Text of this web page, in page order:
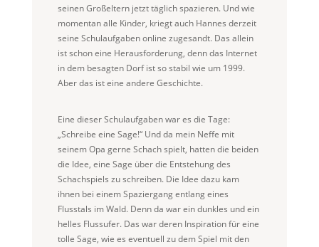
seinen Großeltern jetzt täglich spazieren. Und wie
momentan alle Kinder, kriegt auch Hannes derzeit
seine Schulaufgaben online zugesandt. Das allein
ist schon eine Herausforderung, denn das Internet
in dem besagten Dorf ist so stabil wie um 1999.
Aber das ist eine andere Geschichte.
Eine dieser Schulaufgaben war es die Tage:
„Schreibe eine Sage!“ Und da mein Neffe mit
seinem Opa gerne Schach spielt, hatten die beiden
die Idee, eine Sage über die Entstehung des
Schachspiels zu schreiben. Die Idee dazu kam
ihnen bei einem Spaziergang entlang eines
Flusstals im Wald. Denn da war ein dunkles und ein
helles Flussufer. Das war deren Inspiration für eine
tolle Sage, wie es eventuell zu dem Spiel mit den